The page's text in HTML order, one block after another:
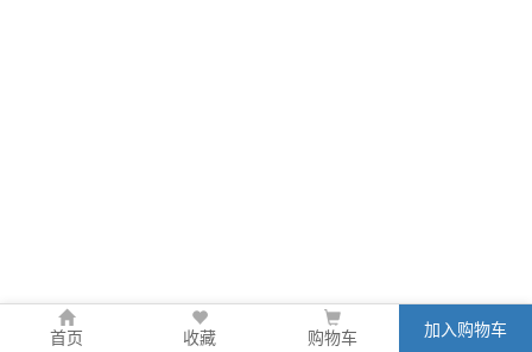
首页 收藏 购物车 加入购物车